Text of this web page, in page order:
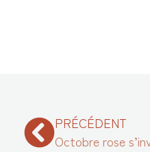
PRÉCÉDENT
Octobre rose